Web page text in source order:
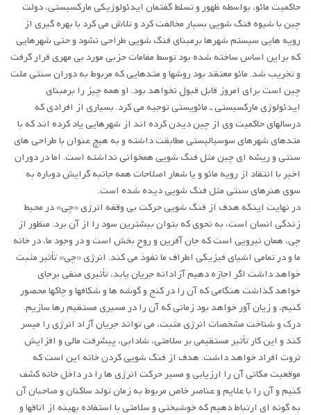
حاکمیت مائو، بواسطه ظهور و تسلط گفتمان ایدئولوژیکی مارکسیستی، دولت
چین با شیوه فنگ شویی بسیار مخالفت کرد و تلاش می کرد با بهره گیری از
رویه هایی سیستم شهرها برمبنای فنگ شویی طراحی نشود و حتی شهرهایی
که براین اساس ساخته شده بود توسط مقامات حزبی مورد بی مهری قرار گرفت
و تخریب شد. مائو معتقد بود روشها و متدهایی که مربوط به دوران سنتی ملت
چین است برای امروز قابل قبول نخواهد بود. او همه چیز را برمبنای
ایدئولوژی مارکسیستی ـ مائویستی توجیه می کرد. بسیاری از افرادی که
درسالهای حاکمیت وی از چین دیدن کرده اند از شهرهایی یاد کرده اند که با
متدهای شهرهای سوسیالیستی مطابقت داشته و به هیچ عنوان با طراحی های
سنتی و ریشه ای چین مثل فنگ شویی همخوانی نداشته است. اما در دوران
اخیر با انتقاد از رویه مائو و یا شعار اصلاحات همه جانبه گرایش دوباره به
سوی هنرهای سنتی مثل فنگ شویی دیده شده است.
در نهایت اینکه هدف از فنگ شویی حرکت بی وقفه انرژی «چی» در محیط
زندگی انسان است، به نحوی که بتوان بیشترین سود را از آن برد. منظور از
چی، همان نیرویی است که جان آفرین و روح بخش است و در وجود ما، در خانه
ما و در تمامی اشیای فیزیکی اطراف ما نفوذ می کند. انرژی «چی» تأثیر مثبت
خواهد داشت اگر اجازه دهیم آزادانه جریان یابد، تأثیری منفی برجای
خواهد گذاشت هنگامی که آن را در کنج و گوشه ها و شکافها و چاکها محصور
کنیم، و زیان آور خواهد بود زمانی که آن را در مسیری مستقیم رها سازیم.
درک و شناخت مشخصات انرژی مثبت، می تواند جریان آزاد انرژی را میسر
کند و این کار تأثیر مستقیمی بر سلامتی، شادابی، پیشرفت مالی و افزایش
ثروت افراد خواهد داشت. هدف از فنگ شویی کردن خانه این است که
موقعیت مکانی آن را ارزیابی و مسیر حرکت انرژی ها را در داخل خانه کشف
کنیم و آن را با علایم و عناصر خاص مربوط به زمان تولد ساکنان و صاحبان آن
به گونه ای ارتباط دهیم که خوشبختی و سلامتی با استفاده بهینه از اتاقها و